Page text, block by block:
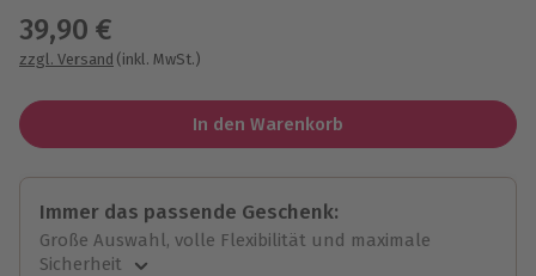
39,90 €
zzgl. Versand (inkl. MwSt.)
In den Warenkorb
Immer das passende Geschenk:
Große Auswahl, volle Flexibilität und maximale
Sicherheit